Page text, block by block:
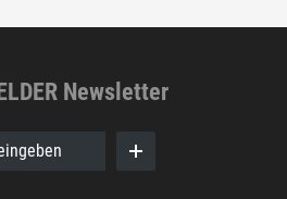
Newsletter